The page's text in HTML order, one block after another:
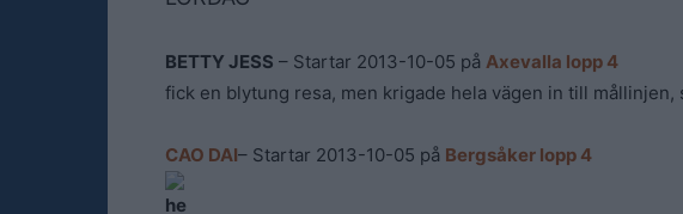
BETTY JESS – Startar 2013-10-05 på Axevalla lopp 4
fick en blytung resa, men krigade hela vägen in till mållinjen,
CAO DAI– Startar 2013-10-05 på Bergsåker lopp 4